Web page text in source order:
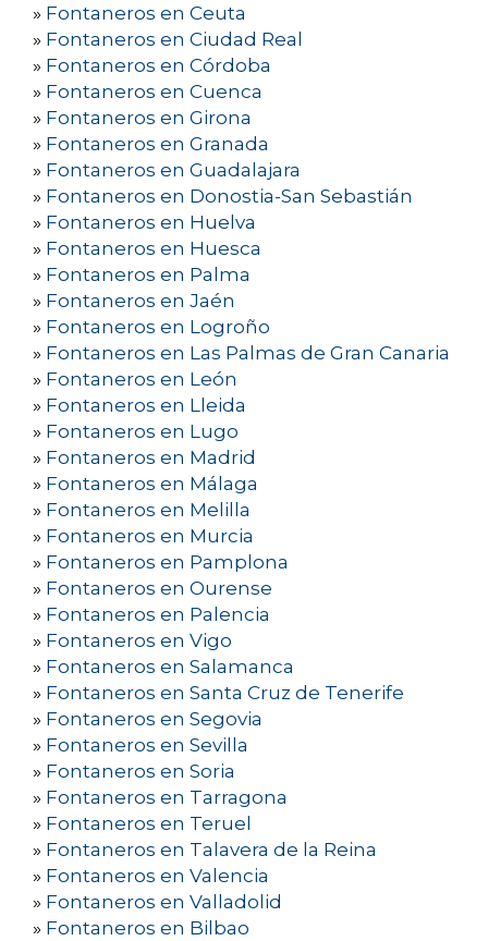
» Fontaneros en Ceuta
» Fontaneros en Ciudad Real
» Fontaneros en Córdoba
» Fontaneros en Cuenca
» Fontaneros en Girona
» Fontaneros en Granada
» Fontaneros en Guadalajara
» Fontaneros en Donostia-San Sebastián
» Fontaneros en Huelva
» Fontaneros en Huesca
» Fontaneros en Palma
» Fontaneros en Jaén
» Fontaneros en Logroño
» Fontaneros en Las Palmas de Gran Canaria
» Fontaneros en León
» Fontaneros en Lleida
» Fontaneros en Lugo
» Fontaneros en Madrid
» Fontaneros en Málaga
» Fontaneros en Melilla
» Fontaneros en Murcia
» Fontaneros en Pamplona
» Fontaneros en Ourense
» Fontaneros en Palencia
» Fontaneros en Vigo
» Fontaneros en Salamanca
» Fontaneros en Santa Cruz de Tenerife
» Fontaneros en Segovia
» Fontaneros en Sevilla
» Fontaneros en Soria
» Fontaneros en Tarragona
» Fontaneros en Teruel
» Fontaneros en Talavera de la Reina
» Fontaneros en Valencia
» Fontaneros en Valladolid
» Fontaneros en Bilbao